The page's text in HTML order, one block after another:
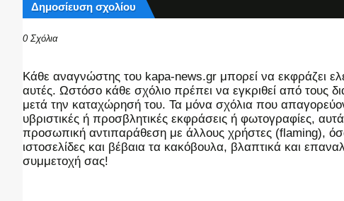
Δημοσίευση σχολίου
0 Σχόλια
Kάθε αναγνώστης του kapa-news.gr μπορεί να εκφράζει
αυτές. Ωστόσο κάθε σχόλιο πρέπει να εγκριθεί από τους
μετά την καταχώρησή του. Τα μόνα σχόλια που
υβριστικές ή προσβλητικές εκφράσεις ή φωτογραφίες,
προσωπική αντιπαράθεση με άλλους χρήστες (flaming), όσα
ιστοσελίδες και βέβαια τα κακόβουλα, βλαπτικά και
συμμετοχή σας!